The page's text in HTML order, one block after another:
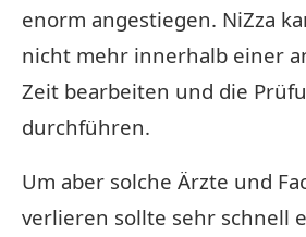
enorm angestiegen. NiZza
nicht mehr innerhalb einer
Zeit bearbeiten und die
durchführen.
Um aber solche Ärzte und
verlieren sollte sehr schnell